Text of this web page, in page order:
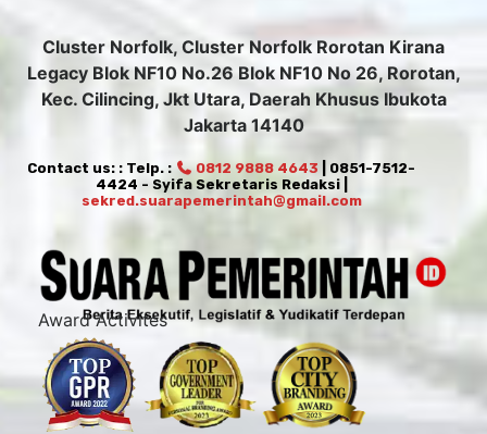
Cluster Norfolk, Cluster Norfolk Rorotan Kirana
Legacy Blok NF10 No.26 Blok NF10 No 26, Rorotan,
Kec. Cilincing, Jkt Utara, Daerah Khusus Ibukota
Jakarta 14140
Contact us: : Telp. : 0812 9888 4643 | 0851-7512-
4424 - Syifa Sekretaris Redaksi |
sekred.suarapemerintah@gmail.com
Award Activites